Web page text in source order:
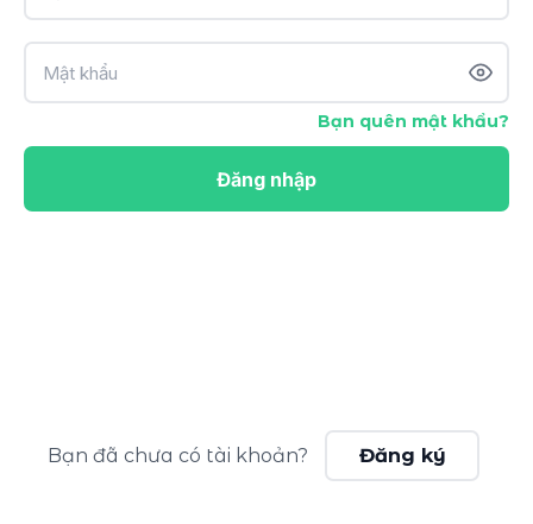
Bạn quên mật khẩu?
Đăng nhập
Bạn đã chưa có tài khoản? Đăng ký